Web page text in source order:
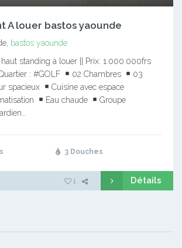
A louer bastos yaounde
bastos yaounde
standing à louer || Prix: 1.000.000frs
: #GOLF
02 Chambres
03
spacieux
Cuisine avec espace
Eau chaude
Groupe
3 Douches
1 Détails